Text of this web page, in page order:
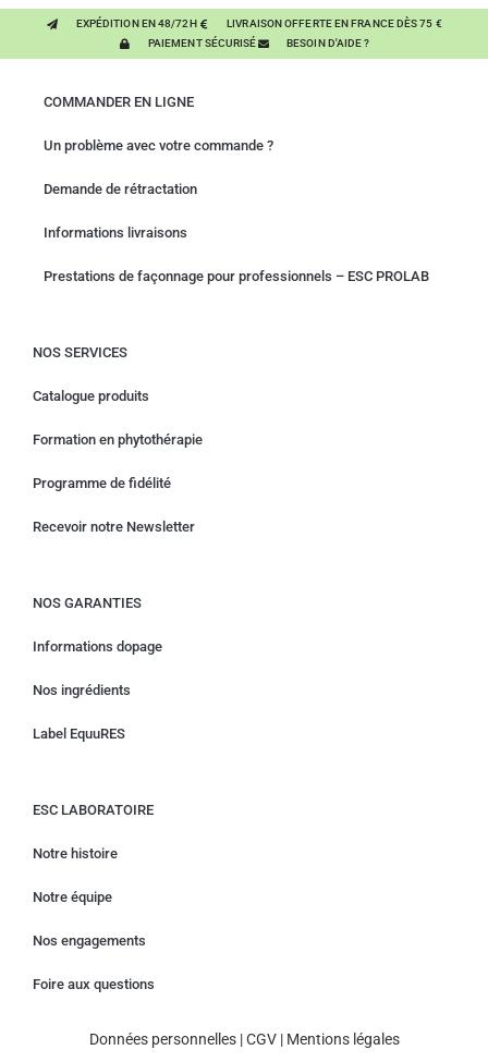
EXPÉDITION EN 48/72H
LIVRAISON OFFERTE EN FRANCE DÈS 75 €
PAIEMENT SÉCURISÉ
BESOIN D'AIDE ?
COMMANDER EN LIGNE
Un problème avec votre commande ?
Demande de rétractation
Informations livraisons
Prestations de façonnage pour professionnels – ESC PROLAB
NOS SERVICES
Catalogue produits
Formation en phytothérapie
Programme de fidélité
Recevoir notre Newsletter
NOS GARANTIES
Informations dopage
Nos ingrédients
Label EquuRES
ESC LABORATOIRE
Notre histoire
Notre équipe
Nos engagements
Foire aux questions
Données personnelles|CGV| Mentions légales